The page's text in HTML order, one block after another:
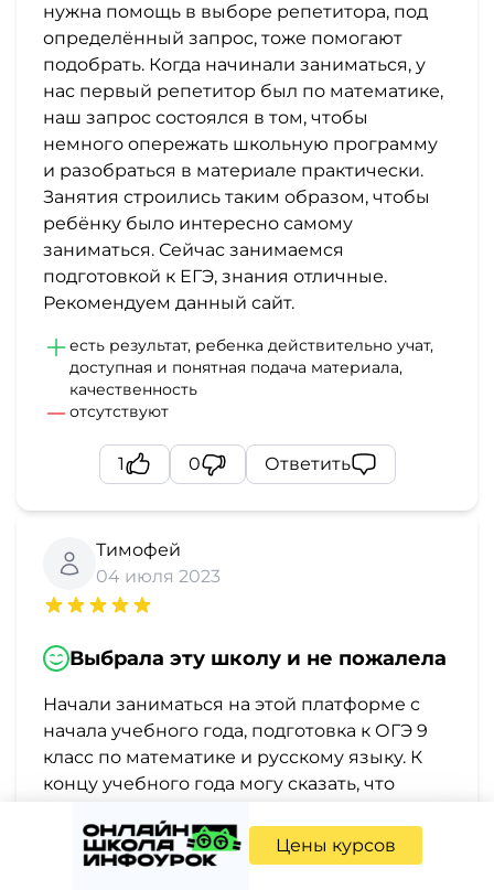
нужна помощь в выборе репетитора, под
определённый запрос, тоже помогают
подобрать. Когда начинали заниматься, у
нас первый репетитор был по математике,
наш запрос состоялся в том, чтобы
немного опережать школьную программу
и разобраться в материале практически.
Занятия строились таким образом, чтобы
ребёнку было интересно самому
заниматься. Сейчас занимаемся
подготовкой к ЕГЭ, знания отличные.
Рекомендуем данный сайт.
есть результат, ребенка действительно учат,
доступная и понятная подача материала,
качественность
отсутствуют
1 0 Ответить
Тимофей
04 июля 2023
Выбрала эту школу и не пожалела
Начали заниматься на этой платформе с
начала учебного года, подготовка к ОГЭ 9
класс по математике и русскому языку. К
концу учебного года могу сказать, что
судить по оценкам в школе и написали
пробные огэ на хорошие оценки. Мне
Цены курсов